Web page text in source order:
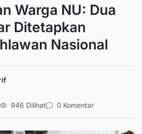
Warga NU: Dua
Ditetapkan
Nasional
946 Dilihat 0 Komentar